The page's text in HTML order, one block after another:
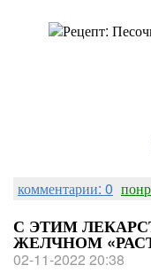
комментарии: 0
С ЭТИМ
ЖЕЛЧНОМ
02-11-2022 20:38